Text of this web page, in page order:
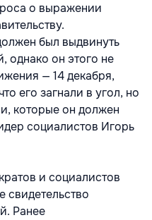
о выражении
был выдвинуть
однако он этого не
— 14 декабря,
его загнали в угол, но
которые он должен
социалистов Игорь
и социалистов
свидетельство
Ранее